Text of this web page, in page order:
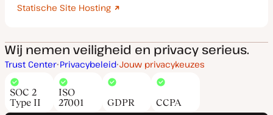
Statische Site Hosting
Wij nemen veiligheid en privacy serieus.
Trust Center Privacybeleid Jouw privacykeuzes
SOC 2
Type II
ISO
27001
GDPR CCPA